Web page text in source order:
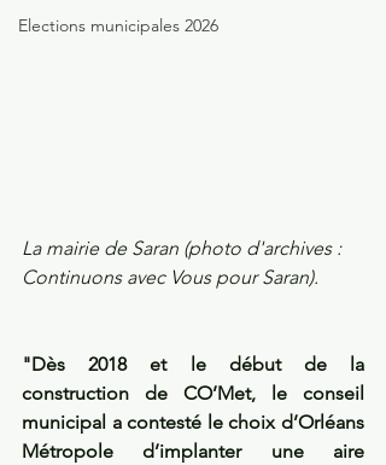
Elections municipales 2026
La mairie de Saran (photo d'archives :
Continuons avec Vous pour Saran).
"Dès 2018 et le début de la
construction de CO’Met, le conseil
municipal a contesté le choix d’Orléans
Métropole d’implanter une aire